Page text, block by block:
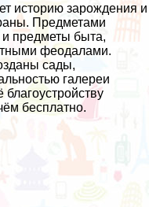
историю зарождения и
Предметами
и предметы быта,
феодалами.
сады,
галереи
благоустройству
бесплатно.